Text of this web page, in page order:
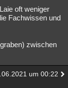
oft weniger
Fachwissen und
zwischen
um 00:22